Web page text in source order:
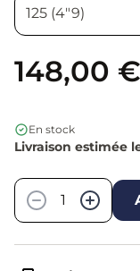
148,00 €
En stock
Livraison estimée
−
+